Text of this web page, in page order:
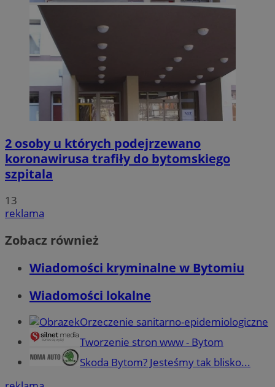
2 osoby u których podejrzewano
koronawirusa trafiły do bytomskiego
szpitala
13
reklama
Zobacz również
Wiadomości kryminalne w Bytomiu
Wiadomości lokalne
Orzeczenie sanitarno-epidemiologiczne
Tworzenie stron www - Bytom
Skoda Bytom? Jesteśmy tak blisko...